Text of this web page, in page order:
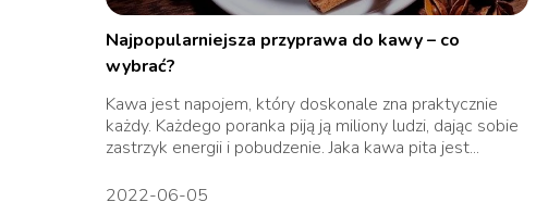
Najpopularniejsza przyprawa do kawy – co
wybrać?
Kawa jest napojem, który doskonale zna praktycznie
każdy. Każdego poranka piją ją miliony ludzi, dając sobie
zastrzyk energii i pobudzenie. Jaka kawa pita jest...
2022-06-05